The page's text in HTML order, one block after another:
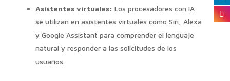
Asistentes virtuales: Los procesadores con IA
se utilizan en asistentes virtuales como Siri, Alexa
y Google Assistant para comprender el lenguaje
natural y responder a las solicitudes de los
usuarios.